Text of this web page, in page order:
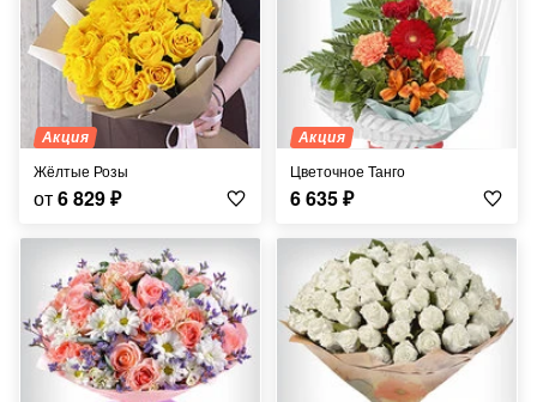
Акция
Жёлтые Розы
от6 829₽
Акция
Цветочное Танго
6 635₽